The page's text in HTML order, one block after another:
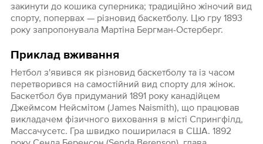
закинути до кошика суперника; традиційно жіночий вид
спорту, попервах — різновид баскетболу. Цю гру 1893
року запропонувала Мартіна Бергман-Остерберг.
Приклад вживання
Нетбол з'явився як різновид баскетболу та із часом
перетворився на самостійний вид спорту для жінок.
Баскетбол був придуманий 1891 року канадійцем
Джеймсом Нейсмітом (James Naismith), що працював
викладачем фізичного виховання в місті Спрингфілд,
Массачусетс. Гра швидко поширилася в США. 1892